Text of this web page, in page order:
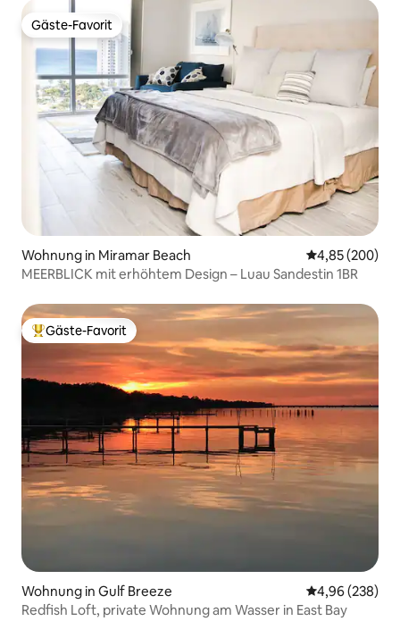
Gäste-Favorit
Gäste-Favorit
Wohnung in Miramar Beach
4,85 (200)
MEERBLICK mit erhöhtem Design – Luau Sandestin 1BR
Beliebter Gäste-Favorit.
Gäste-Favorit
Wohnung in Gulf Breeze
4,96 (238)
Redfish Loft, private Wohnung am Wasser in East Bay